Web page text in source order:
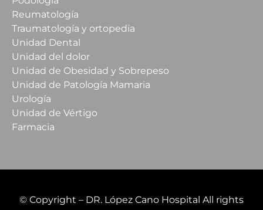
Reumatología
Traumatología y ortopedia
Unidad Dental
Unidad del dolor
Unidad de Obesidad y Sobrepeso
Unidad de Patología Mamaria
Urología
Unidad de Vértigo
Farmacia
© Copyright – DR. López Cano Hospital All rights